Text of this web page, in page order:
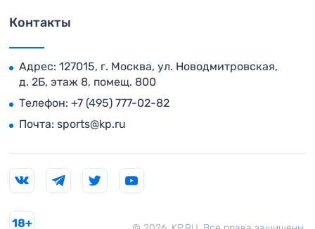
Контакты
Адрес: 127015, г. Москва, ул. Новодмитровская,
д. 2Б, этаж 8, помещ. 800
Телефон: +7 (495) 777-02-82
Почта: sports@kp.ru
18+